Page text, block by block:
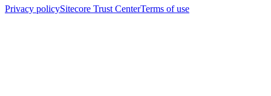
Privacy policySitecore Trust CenterTerms of use